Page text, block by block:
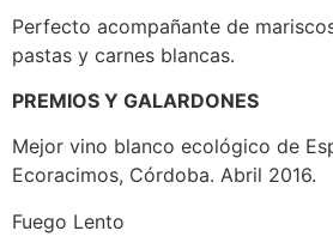
Perfecto acompañante de
pastas y carnes blancas.
PREMIOS Y GALARDONES
Mejor vino blanco ecológico de
Ecoracimos, Córdoba. Abril 2016.
Fuego Lento